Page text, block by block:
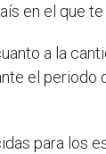
en el que
a la
el
para los